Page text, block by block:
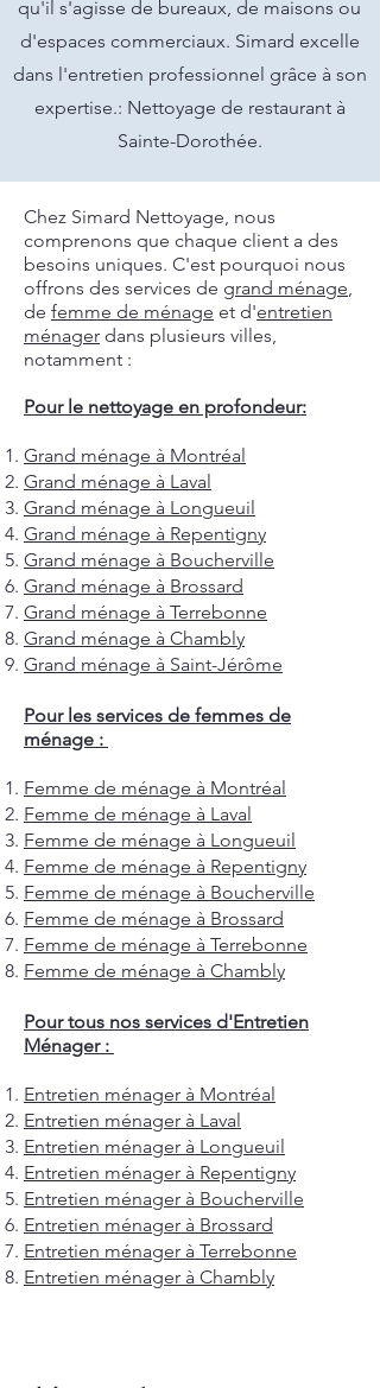
qu'il s'agisse de bureaux, de maisons ou
d'espaces commerciaux. Simard excelle
dans l'entretien professionnel grâce à son
expertise.: Nettoyage de restaurant à
Sainte-Dorothée.
Chez Simard Nettoyage, nous
comprenons que chaque client a des
besoins uniques. C'est pourquoi nous
offrons des services de grand ménage,
de femme de ménage et d'entretien
ménager dans plusieurs villes,
notamment :
Pour le nettoyage en profondeur:
Grand ménage à Montréal
Grand ménage à Laval
Grand ménage à Longueuil
Grand ménage à Repentigny
Grand ménage à Boucherville
Grand ménage à Brossard
Grand ménage à Terrebonne
Grand ménage à Chambly
Grand ménage à Saint-Jérôme
Pour les services de femmes de
ménage :
Femme de ménage à Montréal
Femme de ménage à Laval
Femme de ménage à Longueuil
Femme de ménage à Repentigny
Femme de ménage à Boucherville
Femme de ménage à Brossard
Femme de ménage à Terrebonne
Femme de ménage à Chambly
Pour tous nos services d'Entretien
Ménager :
Entretien ménager à Montréal
Entretien ménager à Laval
Entretien ménager à Longueuil
Entretien ménager à Repentigny
Entretien ménager à Boucherville
Entretien ménager à Brossard
Entretien ménager à Terrebonne
Entretien ménager à Chambly